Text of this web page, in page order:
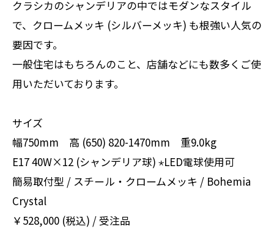
クラシカのシャンデリアの中ではモダンなスタイル
で、クロームメッキ (シルバーメッキ) も根強い人気の
要因です。
一般住宅はもちろんのこと、店舗などにも数多くご使
用いただいております。
サイズ
幅750mm 高 (650) 820-1470mm 重9.0kg
E17 40W×12 (シャンデリア球) ⋆LED電球使用可
簡易取付型 / スチール・クロームメッキ / Bohemia
Crystal
￥528,000 (税込) / 受注品